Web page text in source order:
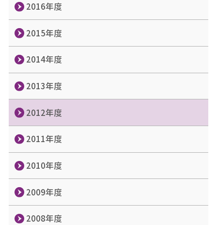
2016年度
2015年度
2014年度
2013年度
2012年度
2011年度
2010年度
2009年度
2008年度